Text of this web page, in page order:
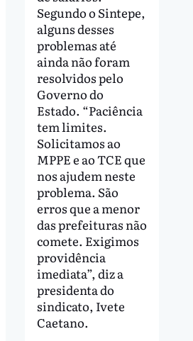
Segundo o Sintepe,
alguns desses
problemas até
ainda não foram
resolvidos pelo
Governo do
Estado. “Paciência
tem limites.
Solicitamos ao
MPPE e ao TCE que
nos ajudem neste
problema. São
erros que a menor
das prefeituras não
comete. Exigimos
providência
imediata”, diz a
presidenta do
sindicato, Ivete
Caetano.